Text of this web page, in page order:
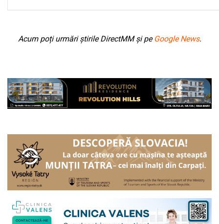
Acum poți urmări știrile DirectMM și pe Google News.